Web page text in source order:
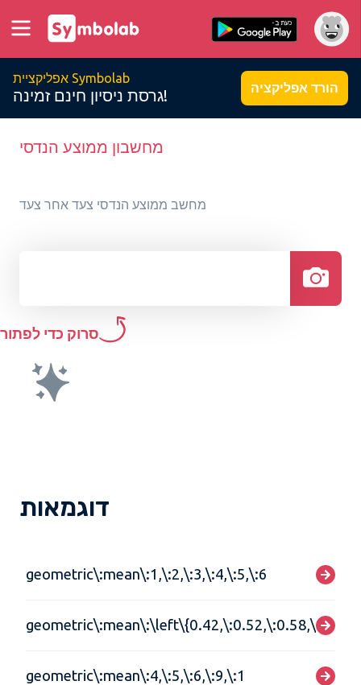
אפליקציית Symbolab
גרסת ניסיון חינם זמינה! הורד אפליקציה
מחשבון ממוצע הנדסי
מחשב ממוצע הנדסי צעד אחר צעד
סרוק כדי לפתור
דוגמאות
geometric\:mean\:1,\:2,\:3,\:4,\:5,\:6
geometric\:mean\:4,\:5,\:6,\:9,\:1